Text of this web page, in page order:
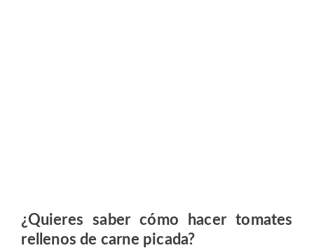
¿Quieres saber cómo hacer tomates
rellenos de carne picada?